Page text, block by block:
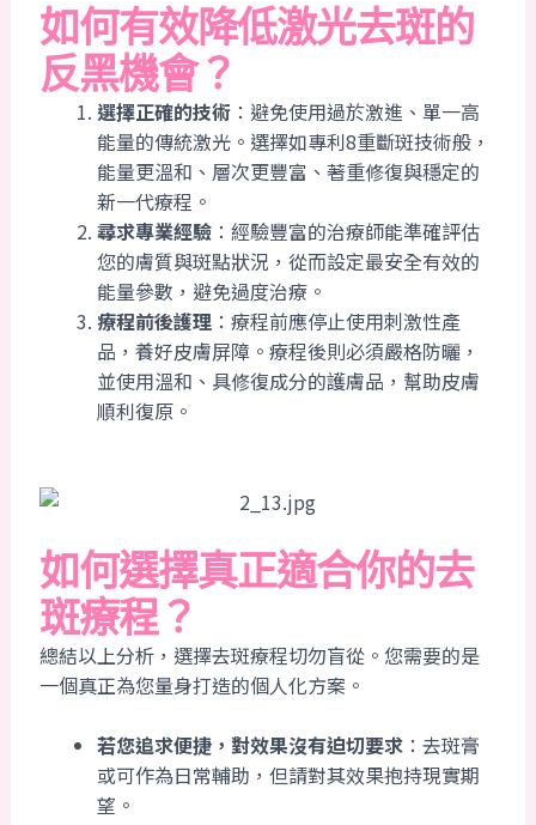
如何有效降低激光去斑的
反黑機會？
選擇正確的技術：避免使用過於激進、單一高
能量的傳統激光。選擇如專利8重斷斑技術般，
能量更溫和、層次更豐富、著重修復與穩定的
新一代療程。
尋求專業經驗：經驗豐富的治療師能準確評估
您的膚質與斑點狀況，從而設定最安全有效的
能量參數，避免過度治療。
療程前後護理：療程前應停止使用刺激性產
品，養好皮膚屏障。療程後則必須嚴格防曬，
並使用溫和、具修復成分的護膚品，幫助皮膚
順利復原。
如何選擇真正適合你的去
斑療程？
總結以上分析，選擇去斑療程切勿盲從。您需要的是
一個真正為您量身打造的個人化方案。
若您追求便捷，對效果沒有迫切要求：去斑膏
或可作為日常輔助，但請對其效果抱持現實期
望。